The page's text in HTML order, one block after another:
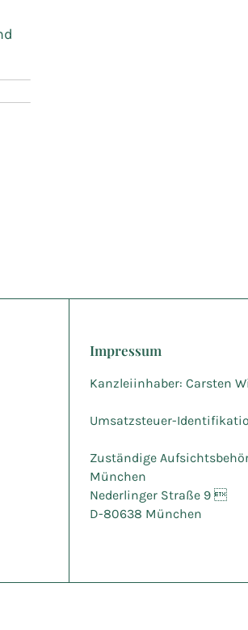
Impressum
Kanzleiinhaber: Carsten
Umsatzsteuer-
Zuständige
München
Nederlinger Straße 9 
D-80638 München